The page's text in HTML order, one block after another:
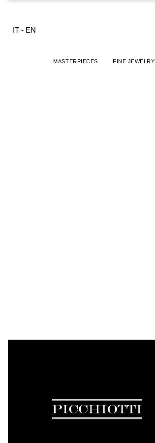
IT - EN
MASTERPIECES FINE JEWELRY